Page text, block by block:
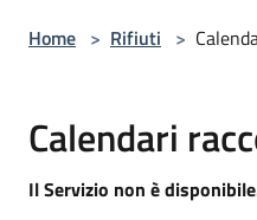
Home > Rifiuti >
Calendari
Il Servizio non è